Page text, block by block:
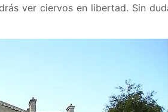
ver ciervos en libertad. Sin